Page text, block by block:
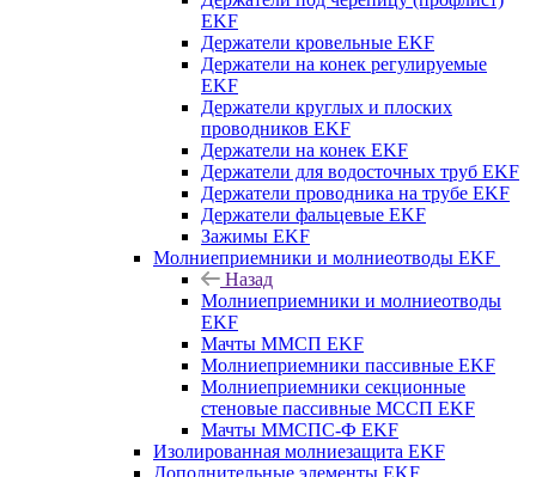
EKF
Держатели кровельные EKF
Держатели на конек регулируемые
EKF
Держатели круглых и плоских
проводников EKF
Держатели на конек EKF
Держатели для водосточных труб EKF
Держатели проводника на трубе EKF
Держатели фальцевые EKF
Зажимы EKF
Молниеприемники и молниеотводы EKF
Назад
Молниеприемники и молниеотводы
EKF
Мачты ММСП EKF
Молниеприемники пассивные EKF
Молниеприемники секционные
стеновые пассивные МССП EKF
Мачты ММСПС-Ф EKF
Изолированная молниезащита EKF
Дополнительные элементы EKF